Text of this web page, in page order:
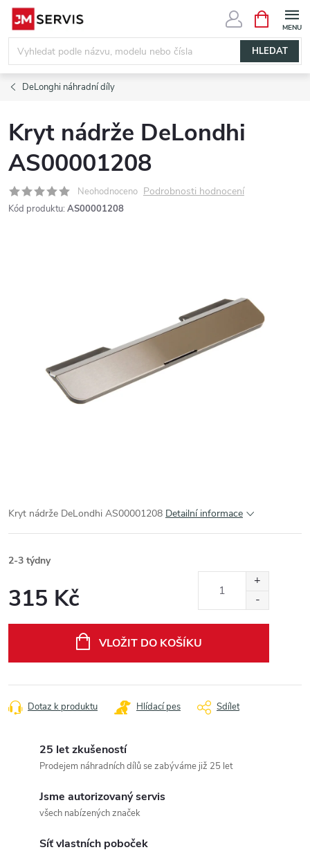
Přejít
obsah
HLEDAT
NÁKUPNÍ
KOŠÍK
DeLonghi náhradní díly
Kryt nádrže DeLondhi
AS00001208
Neohodnoceno Podrobnosti hodnocení
Kód produktu: AS00001208
Kryt nádrže DeLondhi AS00001208 Detailní informace
2-3 týdny
315 Kč
VLOŽIT DO KOŠÍKU
Dotaz k produktu Hlídací pes Sdílet
25 let zkušeností
Prodejem náhradních dílů se zabýváme již 25 let
Jsme autorizovaný servis
všech nabízených značek
Síť vlastních poboček